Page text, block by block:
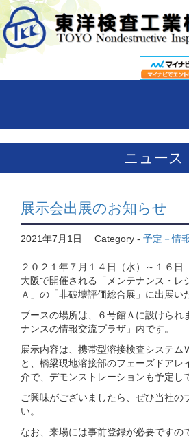
ニュース
展示会出展のお知らせ
2021年7月1日 Category - 予定－情
２０２１年７月１４日（水）～１６日
大阪で開催される「メンテナンス・レ
Ａ」の「非破壊評価総合展」に出展い
ブースの場所は、６号館Ａに設けられ
ナンスの情報交流プラザ」内です。
展示内容は、携帯型溶接検査システム
と、橋梁現地溶接部のフェーズドアレ
介で、デモンストレーションも予定し
ご興味がございましたら、ぜひ当社の
い。
なお、来場には事前登録が必要ですの